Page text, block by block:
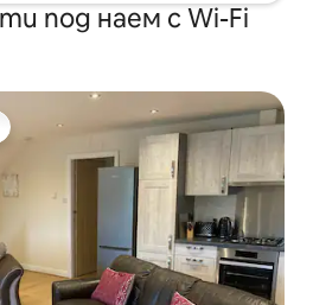
под наем с Wi-Fi
гостите